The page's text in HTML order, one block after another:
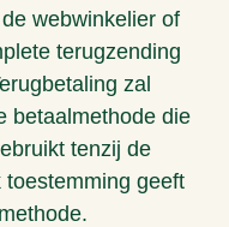
webwinkelier of
terugzending
zal
betaalmethode die
tenzij de
geeft